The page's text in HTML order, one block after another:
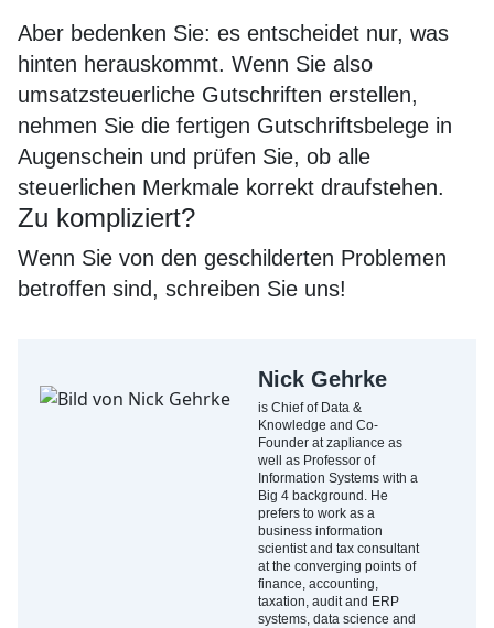
Aber bedenken Sie: es entscheidet nur, was
hinten herauskommt. Wenn Sie also
umsatzsteuerliche Gutschriften erstellen,
nehmen Sie die fertigen Gutschriftsbelege in
Augenschein und prüfen Sie, ob alle
steuerlichen Merkmale korrekt draufstehen.
Zu kompliziert?
Wenn Sie von den geschilderten Problemen
betroffen sind, schreiben Sie uns!
Nick Gehrke
is Chief of Data &
Knowledge and Co-
Founder at zapliance as
well as Professor of
Information Systems with a
Big 4 background. He
prefers to work as a
business information
scientist and tax consultant
at the converging points of
finance, accounting,
taxation, audit and ERP
systems, data science and